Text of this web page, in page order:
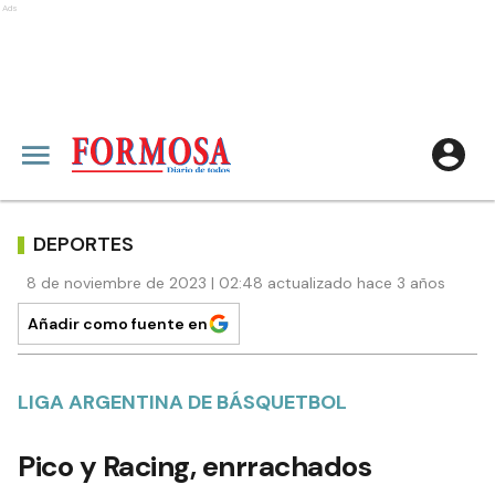
Ads
DEPORTES
8 de noviembre de 2023 | 02:48 actualizado hace 3 años
Añadir como fuente en
LIGA ARGENTINA DE BÁSQUETBOL
Pico y Racing, enrrachados